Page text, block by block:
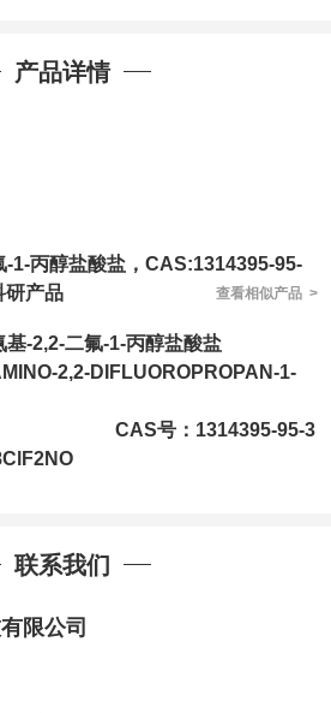
产品详情
-1-丙醇盐酸盐，CAS:1314395-95-
研产品
查看相似产品 >
基-2,2-二氟-1-丙醇盐酸盐
2,2-DIFLUOROPROPAN-1-
号： 1314395-95-3
设备齐全的研发实验室和中试车间，
产品，如需其他产品也可咨询定制！
/ 0371-63377391
联系我们
限公司